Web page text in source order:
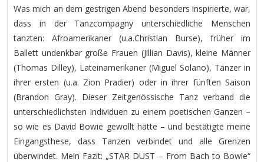
Was mich an dem gestrigen Abend besonders inspirierte, war,
dass in der Tanzcompagny unterschiedliche Menschen
tanzten: Afroamerikaner (u.a.Christian Burse), früher im
Ballett undenkbar große Frauen (Jillian Davis), kleine Männer
(Thomas Dilley), Lateinamerikaner (Miguel Solano), Tänzer in
ihrer ersten (u.a. Zion Pradier) oder in ihrer fünften Saison
(Brandon Gray). Dieser Zeitgenössische Tanz verband die
unterschiedlichsten Individuen zu einem poetischen Ganzen –
so wie es David Bowie gewollt hätte – und bestätigte meine
Eingangsthese, dass Tanzen verbindet und alle Grenzen
überwindet. Mein Fazit: „STAR DUST – From Bach to Bowie“